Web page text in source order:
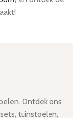
Ontdek ons
tuinstoelen,